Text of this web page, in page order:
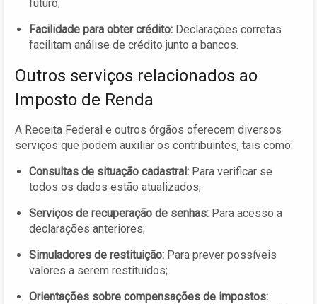
futuro;
Facilidade para obter crédito: Declarações corretas
facilitam análise de crédito junto a bancos.
Outros serviços relacionados ao
Imposto de Renda
A Receita Federal e outros órgãos oferecem diversos
serviços que podem auxiliar os contribuintes, tais como:
Consultas de situação cadastral: Para verificar se
todos os dados estão atualizados;
Serviços de recuperação de senhas: Para acesso a
declarações anteriores;
Simuladores de restituição: Para prever possíveis
valores a serem restituídos;
Orientações sobre compensações de impostos: